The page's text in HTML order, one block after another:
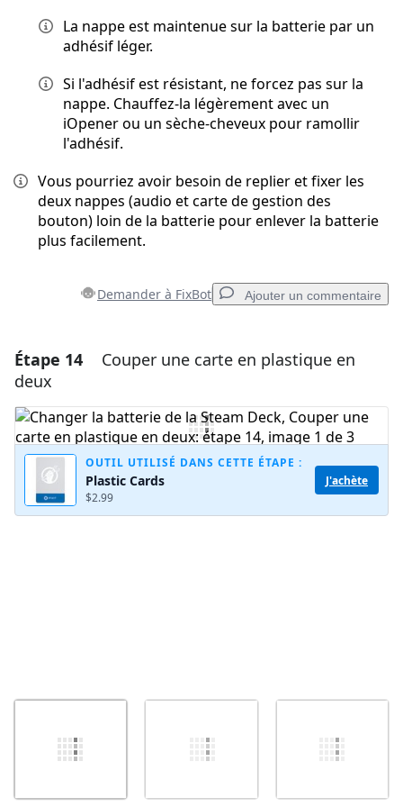
La nappe est maintenue sur la batterie par un
adhésif léger.
Si l'adhésif est résistant, ne forcez pas sur la
nappe. Chauffez-la légèrement avec un
iOpener ou un sèche-cheveux pour ramollir
l'adhésif.
Vous pourriez avoir besoin de replier et fixer les
deux nappes (audio et carte de gestion des
bouton) loin de la batterie pour enlever la batterie
plus facilement.
Demander à FixBot Ajouter un commentaire
Ajouter un commentaire
Ajouter un commentaire
Publier un commentaire
Étape 14
Couper une carte en plastique en
deux
OUTIL UTILISÉ DANS CETTE ÉTAPE :
Plastic Cards
$2.99
J'achète